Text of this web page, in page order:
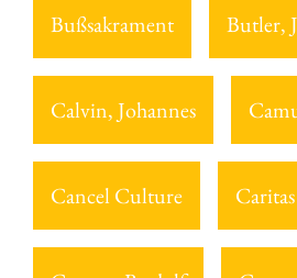
Bußsakrament Butler,
Calvin, Johannes
Cancel Culture Caritas